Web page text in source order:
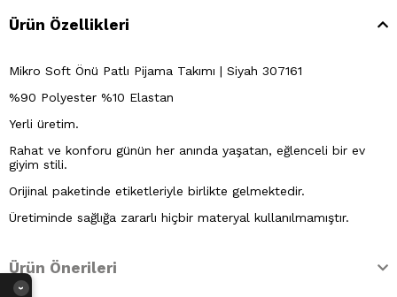
Ürün Özellikleri
Mikro Soft Önü Patlı Pijama Takımı | Siyah 307161
%90 Polyester %10 Elastan
Yerli üretim.
Rahat ve konforu günün her anında yaşatan, eğlenceli bir ev
giyim stili.
Orijinal paketinde etiketleriyle birlikte gelmektedir.
Üretiminde sağlığa zararlı hiçbir materyal kullanılmamıştır.
Ürün Önerileri
›